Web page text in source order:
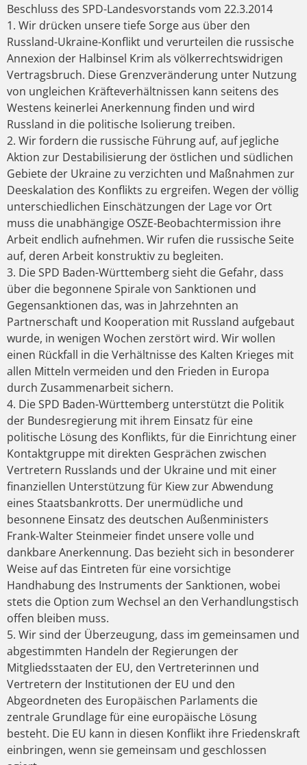
Beschluss des SPD-Landesvorstands vom 22.3.2014
1. Wir drücken unsere tiefe Sorge aus über den
Russland-Ukraine-Konflikt und verurteilen die russische
Annexion der Halbinsel Krim als völkerrechtswidrigen
Vertragsbruch. Diese Grenzveränderung unter Nutzung
von ungleichen Kräfteverhältnissen kann seitens des
Westens keinerlei Anerkennung finden und wird
Russland in die politische Isolierung treiben.
2. Wir fordern die russische Führung auf, auf jegliche
Aktion zur Destabilisierung der östlichen und südlichen
Gebiete der Ukraine zu verzichten und Maßnahmen zur
Deeskalation des Konflikts zu ergreifen. Wegen der völlig
unterschiedlichen Einschätzungen der Lage vor Ort
muss die unabhängige OSZE-Beobachtermission ihre
Arbeit endlich aufnehmen. Wir rufen die russische Seite
auf, deren Arbeit konstruktiv zu begleiten.
3. Die SPD Baden-Württemberg sieht die Gefahr, dass
über die begonnene Spirale von Sanktionen und
Gegensanktionen das, was in Jahrzehnten an
Partnerschaft und Kooperation mit Russland aufgebaut
wurde, in wenigen Wochen zerstört wird. Wir wollen
einen Rückfall in die Verhältnisse des Kalten Krieges mit
allen Mitteln vermeiden und den Frieden in Europa
durch Zusammenarbeit sichern.
4. Die SPD Baden-Württemberg unterstützt die Politik
der Bundesregierung mit ihrem Einsatz für eine
politische Lösung des Konflikts, für die Einrichtung einer
Kontaktgruppe mit direkten Gesprächen zwischen
Vertretern Russlands und der Ukraine und mit einer
finanziellen Unterstützung für Kiew zur Abwendung
eines Staatsbankrotts. Der unermüdliche und
besonnene Einsatz des deutschen Außenministers
Frank-Walter Steinmeier findet unsere volle und
dankbare Anerkennung. Das bezieht sich in besonderer
Weise auf das Eintreten für eine vorsichtige
Handhabung des Instruments der Sanktionen, wobei
stets die Option zum Wechsel an den Verhandlungstisch
offen bleiben muss.
5. Wir sind der Überzeugung, dass im gemeinsamen und
abgestimmten Handeln der Regierungen der
Mitgliedsstaaten der EU, den Vertreterinnen und
Vertretern der Institutionen der EU und den
Abgeordneten des Europäischen Parlaments die
zentrale Grundlage für eine europäische Lösung
besteht. Die EU kann in diesen Konflikt ihre Friedenskraft
einbringen, wenn sie gemeinsam und geschlossen